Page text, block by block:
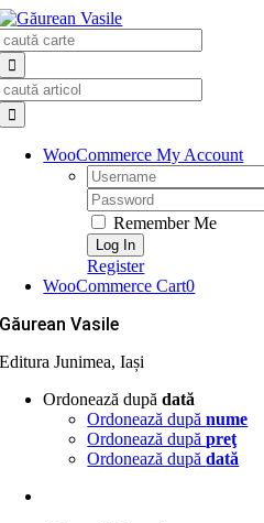
Skip
to
content
WooCommerce My Account
Username:
Password:
Remember Me
Register
WooCommerce Cart0
Găurean Vasile
Editura Junimea, Iași
Ordonează dupădată
Ordonează dupănume
Ordonează dupăpreţ
Ordonează dupădată